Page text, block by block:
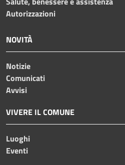
Autorizzazioni
NOVITÀ
Notizie
Comunicati
Avvisi
VIVERE IL COMUNE
Luoghi
Eventi